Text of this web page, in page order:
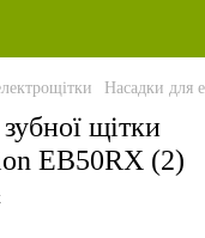
Насадки для
щітки
EB50RX (2)